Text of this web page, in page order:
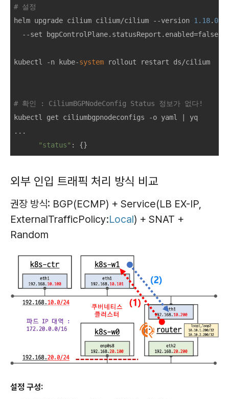
# 설정
helm upgrade cilium cilium/cilium --version 1.18. 0
  --set bgpControlPlane.statusReport.enabled=false
kubectl -n kube-system rollout restart ds/cilium
# 확인 : CiliumBGPNodeConfig Status 정보가 없다!
kubectl get ciliumbgpnodeconfigs -o yaml | yq
...
"status" : {}
외부 인입 트래픽 처리 방식 비교
권장 방식: BGP(ECMP) + Service(LB EX-IP,
ExternalTrafficPolicy:Local) + SNAT +
Random
설정 구성: